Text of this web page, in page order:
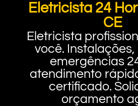
Eletricista 24
CE
Eletricista
você.
emergências
atendimento
certificado.
orçamento